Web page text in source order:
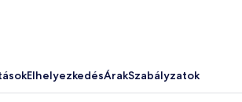
ElhelyezkedésÁrakSzabályzatok